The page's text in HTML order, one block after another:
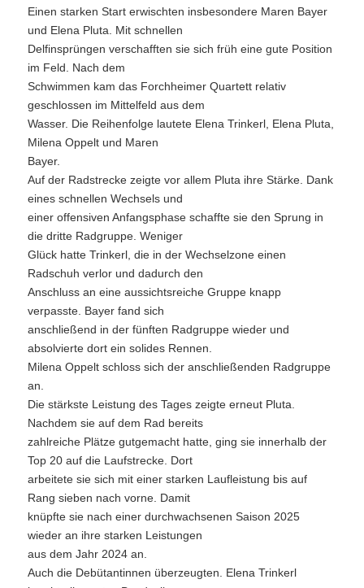
Einen starken Start erwischten insbesondere Maren Bayer
und Elena Pluta. Mit schnellen
Delfinsprüngen verschafften sie sich früh eine gute Position
im Feld. Nach dem
Schwimmen kam das Forchheimer Quartett relativ
geschlossen im Mittelfeld aus dem
Wasser. Die Reihenfolge lautete Elena Trinkerl, Elena Pluta,
Milena Oppelt und Maren
Bayer.
Auf der Radstrecke zeigte vor allem Pluta ihre Stärke. Dank
eines schnellen Wechsels und
einer offensiven Anfangsphase schaffte sie den Sprung in
die dritte Radgruppe. Weniger
Glück hatte Trinkerl, die in der Wechselzone einen
Radschuh verlor und dadurch den
Anschluss an eine aussichtsreiche Gruppe knapp
verpasste. Bayer fand sich
anschließend in der fünften Radgruppe wieder und
absolvierte dort ein solides Rennen.
Milena Oppelt schloss sich der anschließenden Radgruppe
an.
Die stärkste Leistung des Tages zeigte erneut Pluta.
Nachdem sie auf dem Rad bereits
zahlreiche Plätze gutgemacht hatte, ging sie innerhalb der
Top 20 auf die Laufstrecke. Dort
arbeitete sie sich mit einer starken Laufleistung bis auf
Rang sieben nach vorne. Damit
knüpfte sie nach einer durchwachsenen Saison 2025
wieder an ihre starken Leistungen
aus dem Jahr 2024 an.
Auch die Debütantinnen überzeugten. Elena Trinkerl